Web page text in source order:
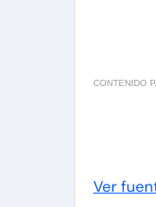
CONTENIDO
Ver